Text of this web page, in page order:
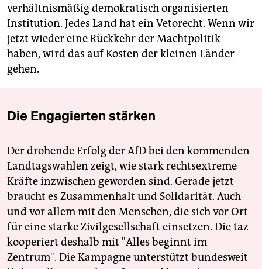
verhältnismäßig demokratisch organisierten
Institution. Jedes Land hat ein Vetorecht. Wenn wir
jetzt wieder eine Rückkehr der Machtpolitik
haben, wird das auf Kosten der kleinen Länder
gehen.
Die Engagierten stärken
Der drohende Erfolg der AfD bei den kommenden
Landtagswahlen zeigt, wie stark rechtsextreme
Kräfte inzwischen geworden sind. Gerade jetzt
braucht es Zusammenhalt und Solidarität. Auch
und vor allem mit den Menschen, die sich vor Ort
für eine starke Zivilgesellschaft einsetzen. Die taz
kooperiert deshalb mit "Alles beginnt im
Zentrum". Die Kampagne unterstützt bundesweit